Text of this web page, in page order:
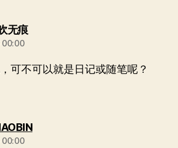
无痕说：
00:00
可不可以就是日记或随笔呢？
说：
00:00